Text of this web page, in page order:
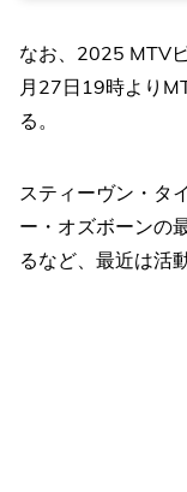
なお、2025 MTV
月27日19時より
る。
スティーヴン・タ
ー・オズボーンの
るなど、最近は活